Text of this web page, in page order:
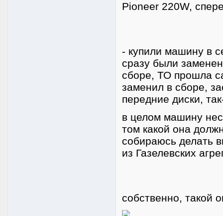
Pioneer 220W,
- купили машину в
сразу были
сборе, ТО прошла
заменил в сборе,
передние диски,
в целом машину
том какой она
собираюсь делать
из Газелевских
собственно, такой